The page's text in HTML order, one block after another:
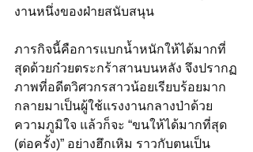
งานหนึ่งของฝ่ายสนับสนุน
ภารกิจนี้คือการแบกน้ำหนักให้ได้มากที่
สุดด้วยก๋วยตระกร้าสานบนหลัง จึงปรากฏ
ภาพที่อดีตวิศวกรสาวน้อยเรียบร้อยมาก
กลายมาเป็นผู้ใช้แรงงานกลางป่าด้วย
ความภูมิใจ แล้วก็จะ “ขนให้ได้มากที่สุด
(ต่อครั้ง)” อย่างฮึกเหิม ราวกับตนเป็น